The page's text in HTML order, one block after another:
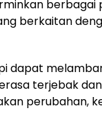
berbagai
berkaitan
dapat
terjebak
perubahan,